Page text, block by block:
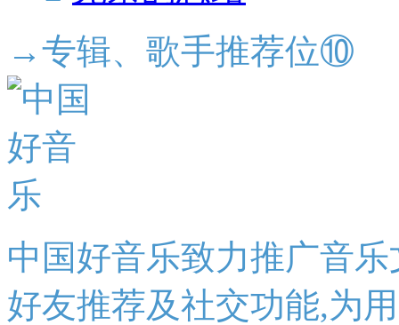
→专辑、歌手推荐位⑩
中国好音乐致力推广音
好友推荐及社交功能,为